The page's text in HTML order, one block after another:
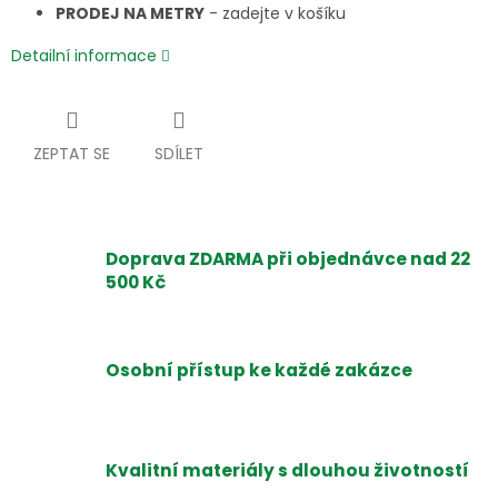
PRODEJ NA METRY - zadejte v košíku
Detailní informace
ZEPTAT SE SDÍLET
Doprava ZDARMA při objednávce nad 22
500 Kč
Osobní přístup ke každé zakázce
Kvalitní materiály s dlouhou životností